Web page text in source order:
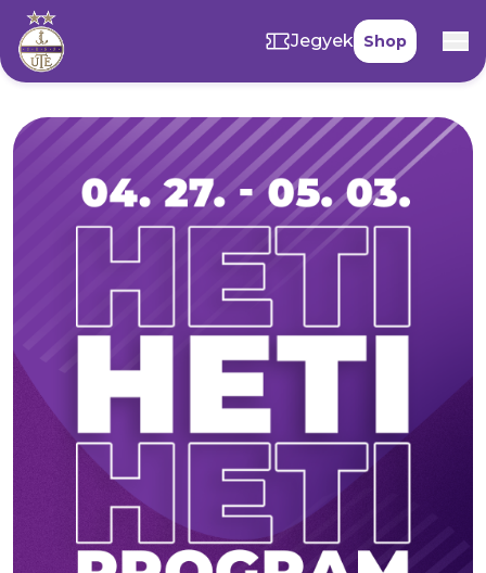
Jegyek Shop